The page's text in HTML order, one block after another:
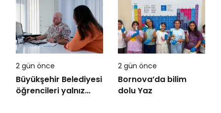
2 gün önce
Büyükşehir Belediyesi
öğrencileri yalnız
2 gün önce
Bornova’da bilim
dolu Yaz